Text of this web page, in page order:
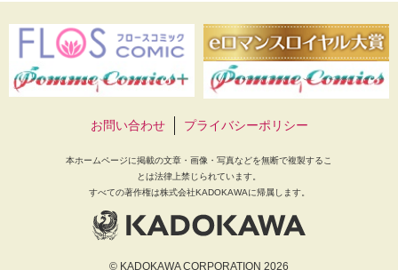
お問い合わせ プライバシーポリシー
本ホームページに掲載の文章・画像・写真などを無断で複製するこ
とは法律上禁じられています。
すべての著作権は株式会社KADOKAWAに帰属します。
© KADOKAWA CORPORATION 2026